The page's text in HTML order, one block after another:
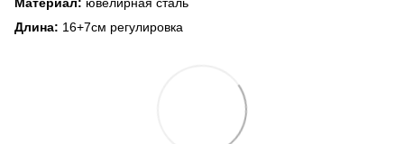
Длина: 16+7см регулировка